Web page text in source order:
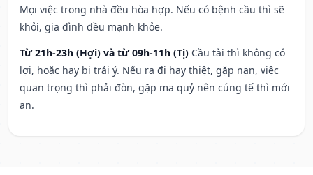
Mọi việc trong nhà đều hòa hợp. Nếu có bệnh cầu thì sẽ
khỏi, gia đình đều mạnh khỏe.
Từ 21h-23h (Hợi) và từ 09h-11h (Tị) Cầu tài thì không có
lợi, hoặc hay bị trái ý. Nếu ra đi hay thiệt, gặp nạn, việc
quan trọng thì phải đòn, gặp ma quỷ nên cúng tế thì mới
an.